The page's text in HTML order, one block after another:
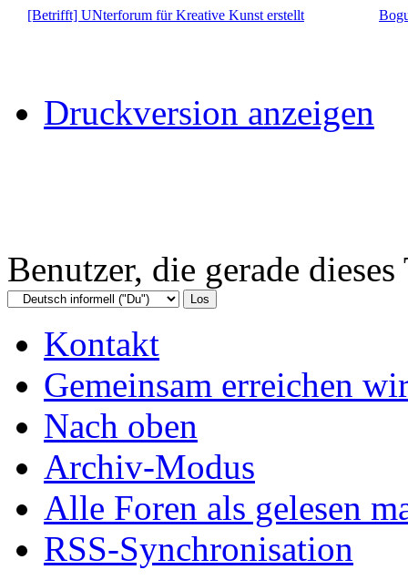
[Betrifft] UNterforum für Kreative Kunst erstellt
Druckversion anzeigen
Benutzer, die gerade
Kontakt
Gemeinsam erreichen
Nach oben
Archiv-Modus
Alle Foren als gelesen
RSS-Synchronisation